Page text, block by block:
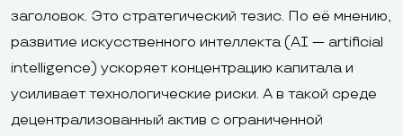
заголовок. Это стратегический тезис. По её мнению,
развитие искусственного интеллекта (AI — artificial
intelligence) ускоряет концентрацию капитала и
усиливает технологические риски. А в такой среде
децентрализованный актив с ограниченной